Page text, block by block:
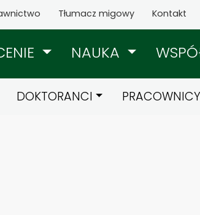
Tłumacz migowy Kontakt
NAUKA
DOKTORANCI PRACOWNICY